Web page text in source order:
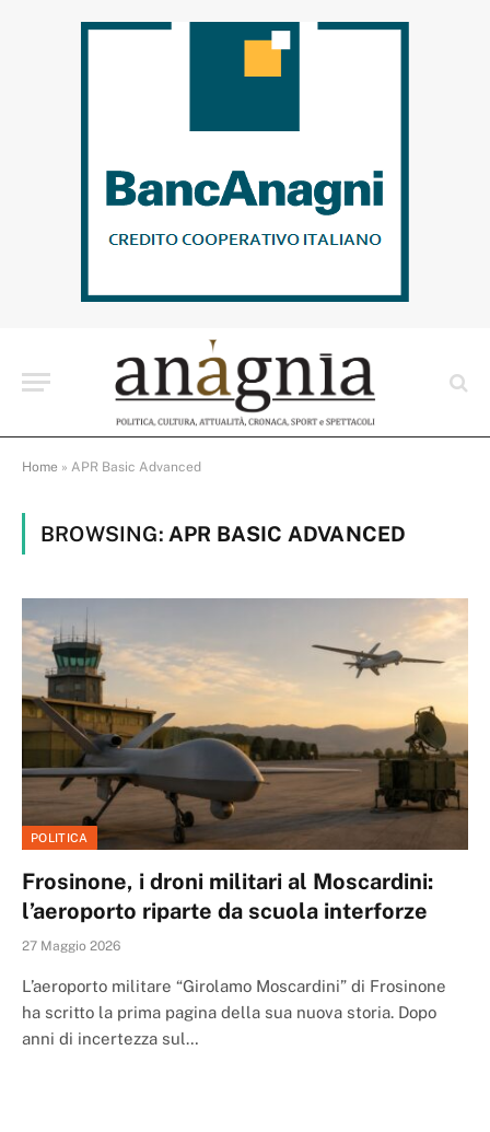
Home » APR Basic Advanced
BROWSING: APR BASIC ADVANCED
POLITICA
Frosinone, i droni militari al Moscardini:
l’aeroporto riparte da scuola interforze
27 Maggio 2026
L’aeroporto militare “Girolamo Moscardini” di Frosinone
ha scritto la prima pagina della sua nuova storia. Dopo
anni di incertezza sul…